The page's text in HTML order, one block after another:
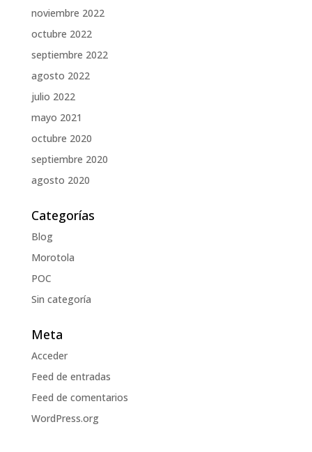
noviembre 2022
octubre 2022
septiembre 2022
agosto 2022
julio 2022
mayo 2021
octubre 2020
septiembre 2020
agosto 2020
Categorías
Blog
Morotola
POC
Sin categoría
Meta
Acceder
Feed de entradas
Feed de comentarios
WordPress.org